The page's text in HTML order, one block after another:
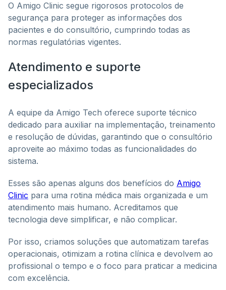
O Amigo Clinic segue rigorosos protocolos de
segurança para proteger as informações dos
pacientes e do consultório, cumprindo todas as
normas regulatórias vigentes.
Atendimento e suporte
especializados
A equipe da Amigo Tech oferece suporte técnico
dedicado para auxiliar na implementação, treinamento
e resolução de dúvidas, garantindo que o consultório
aproveite ao máximo todas as funcionalidades do
sistema.
Esses são apenas alguns dos benefícios do Amigo
Clinic para uma rotina médica mais organizada e um
atendimento mais humano. Acreditamos que
tecnologia deve simplificar, e não complicar.
Por isso, criamos soluções que automatizam tarefas
operacionais, otimizam a rotina clínica e devolvem ao
profissional o tempo e o foco para praticar a medicina
com excelência.